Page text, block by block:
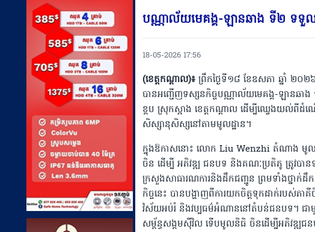
បណ្ណាល័យមេគង្គ-ឡានឆាង ទី២ ទទួ
18-05-2026 17:56
(ខេត្តកណ្តាល)៖ព្រឹកថ្ងៃទី១៨ ខែឧសភា ឆ្នាំ ២
បានអញ្ជើញទស្សនកិច្ចបណ្ណាល័យមេគង្គ-ឡានឆ
ខ្ពប ស្រុកស្អាង ខេត្តកណ្តាល ដើម្បីឈ្វេងយល់ពី
សិស្សានុសិស្សនៅតាមមូលដ្ឋាន។
ក្នុងឱកាសនោះ លោក Liu Wenzhi តំណាង
ចិន ដើម្បី អភិវឌ្ឍ ជនបទ និងគណៈប្រតិភូ ត្រូវបាន
ក្រសួងសាធារណការនិងដឹកជញ្ជូន ព្រមទាំងថ្នាក់ដឹ
កិច្ចនេះ បានបង្ហាញពីការយកចិត្តទុកដាក់របស់ភ
វិស័យអប់រំ និងវប្បធម៌អំណាននៅតំបន់ជនបទ។ ជាមួយគ្
សម្ព័ន្ធសង្គមស៊ីវិល ទេីបមូលនិធិ ចិនដើម្បីអភិវឌ្